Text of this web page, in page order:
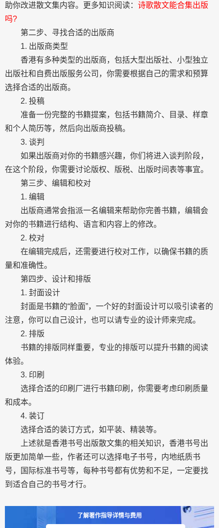
助你改进散文集内容。更多知识阅读： 诗歌散文能合集出版
吗?
第二步、寻找合适的出版商
1. 出版商类型
香港有多种类型的出版商，包括大型出版社、小型独立
出版社和自费出版服务公司，你需要根据自己的需求和预算
选择合适的出版商。
2. 投稿
准备一份完整的书籍提案，包括书籍简介、目录、样章
和个人简历等，然后向出版商投稿。
3. 谈判
如果出版商对你的书籍感兴趣，你们将进入谈判阶段，
在这个阶段，你需要讨论版权、版税、出版时间表等事宜。
第三步、编辑和校对
1. 编辑
出版商通常会指派一名编辑来帮助你完善书籍，编辑会
对你的书籍进行结构、语言和内容上的修改。
2. 校对
在编辑完成后，还需要进行校对工作，以确保书籍的质
量和准确性。
第四步、设计和排版
1. 封面设计
封面是书籍的“脸面”，一个好的封面设计可以吸引读者的
注意，你可以自己设计，也可以请专业的设计师来完成。
2. 排版
书籍的排版同样重要，专业的排版可以提升书籍的阅读
体验。
3. 印刷
选择合适的印刷厂进行书籍印刷，你需要考虑印刷质量
和成本。
4. 装订
选择合适的装订方式，如平装、精装等。
上述就是香港书号出版散文集的相关知识，香港书号出
版更加简单一些，作者还可以选择电子书号，内地纸质书
号，国际标准书号等，每种书号都有优势和不足，一定要找
到适合自己的书号才行。
了解著作指导详情与费用